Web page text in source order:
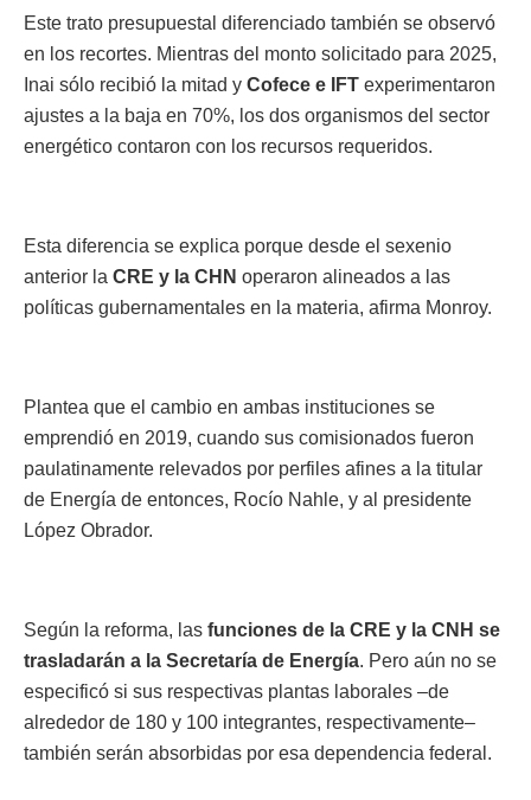
Este trato presupuestal diferenciado también se observó
en los recortes. Mientras del monto solicitado para 2025,
Inai sólo recibió la mitad y Cofece e IFT experimentaron
ajustes a la baja en 70%, los dos organismos del sector
energético contaron con los recursos requeridos.
Esta diferencia se explica porque desde el sexenio
anterior la CRE y la CHN operaron alineados a las
políticas gubernamentales en la materia, afirma Monroy.
Plantea que el cambio en ambas instituciones se
emprendió en 2019, cuando sus comisionados fueron
paulatinamente relevados por perfiles afines a la titular
de Energía de entonces, Rocío Nahle, y al presidente
López Obrador.
Según la reforma, las funciones de la CRE y la CNH se
trasladarán a la Secretaría de Energía. Pero aún no se
especificó si sus respectivas plantas laborales –de
alrededor de 180 y 100 integrantes, respectivamente–
también serán absorbidas por esa dependencia federal.